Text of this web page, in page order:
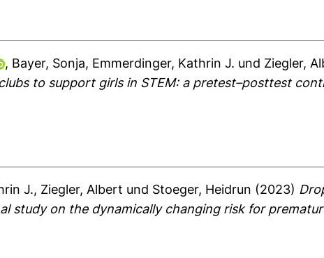
, Bayer, Sonja, Emmerdinger, Kathrin J. und Ziegler,
to support girls in STEM: a pretest–posttest
J., Ziegler, Albert und Stoeger, Heidrun (2023)
study on the dynamically changing risk for